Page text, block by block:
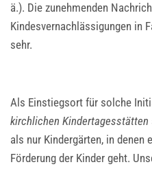
ä.). Die zunehmenden
Kindesvernachlässigungen in
sehr.
Als Einstiegsort für solche
kirchlichen Kindertagesstätten
als nur Kindergärten, in denen
Förderung der Kinder geht.